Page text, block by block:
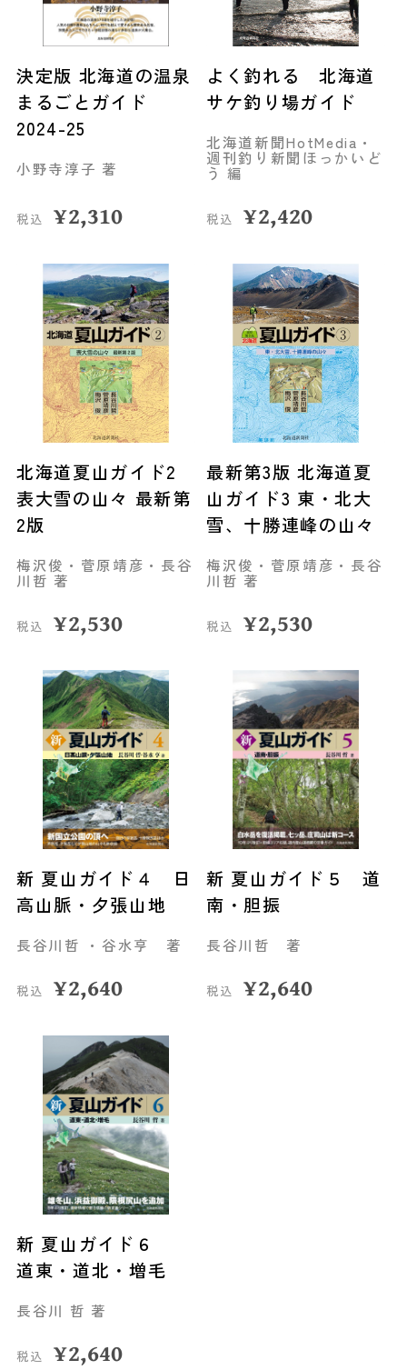
決定版 北海道の温泉
まるごとガイド
2024-25
小野寺淳子 著
税込 ¥2,310
よく釣れる 北海道
サケ釣り場ガイド
北海道新聞HotMedia・
週刊釣り新聞ほっかいど
う 編
税込 ¥2,420
北海道夏山ガイド2
表大雪の山々 最新第
2版
梅沢俊・菅原靖彦・長谷
川哲 著
税込 ¥2,530
最新第3版 北海道夏
山ガイド3 東・北大
雪、十勝連峰の山々
梅沢俊・菅原靖彦・長谷
川哲 著
税込 ¥2,530
新 夏山ガイド４ 日
高山脈・夕張山地
長谷川哲 ・谷水亨 著
税込 ¥2,640
新 夏山ガイド５ 道
南・胆振
長谷川哲 著
税込 ¥2,640
新 夏山ガイド６
道東・道北・増毛
長谷川 哲 著
税込 ¥2,640